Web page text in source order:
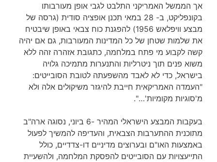
אך הממשל האמריקני התלבט לגבי אופן מעורבותו
בקונפליקט, ב- 28 במאי תכנן אופציה סודית (גרסה של
מבצע וויפלאש 1956) להפגנת כוח צבאי באופן שיבטיח
את שלמות שטחן של כל המדינות המעורבות, גם אם יהיה
קשה לקבוע מי פתח במלחמה, כתגובת אזהרה זהה ללא
משוא פנים תוך ניטרליות והתנערות מתמיכה גלויה
בישראל, כדי לא לאבד מהשפעתה לטובת הסובייטים:
"העמדה האמריקאית חייבת להיגזר משיקולים אלה ולא
מ'סוגיות מקומיות'…".
בעקבות המבצע הישראלי המהיר -6 ביוני, נסוגה ארה"ב
מתוכנית ההתערבות הצבאית, והעדיפה להמשיך לפעול
באמצעות האו"ם ובערוצים מדיניים דו-צדדיים, כולל
התייעצויות עם הסובייטים להפסקת המלחמה, ולהשעיית